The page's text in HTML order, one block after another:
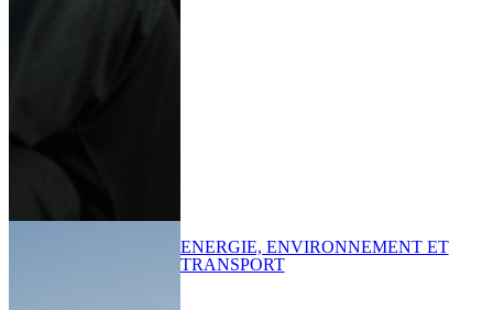
ENERGIE, ENVIRONNEMENT ET
TRANSPORT